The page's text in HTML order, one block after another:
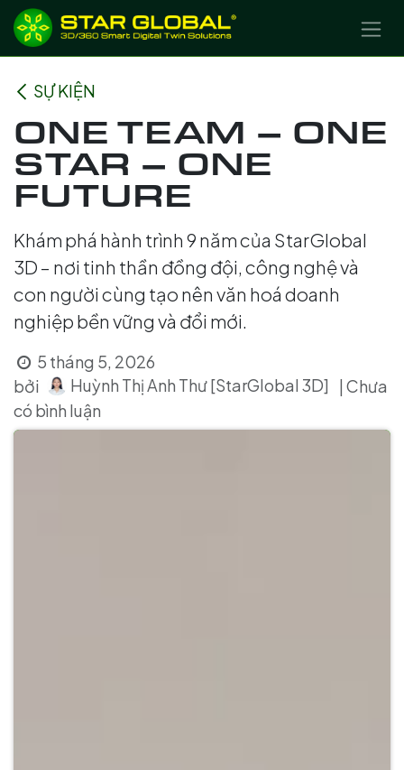
BỎ QUA ĐỂ ĐẾN NỘI DUNG
SỰ KIỆN
ONE TEAM – ONE
STAR – ONE
FUTURE
Khám phá hành trình 9 năm của StarGlobal
3D – nơi tinh thần đồng đội, công nghệ và
con người cùng tạo nên văn hoá doanh
nghiệp bền vững và đổi mới.
5 tháng 5, 2026
bởi
Huỳnh Thị Anh Thư [StarGlobal 3D]
| Chưa
có bình luận